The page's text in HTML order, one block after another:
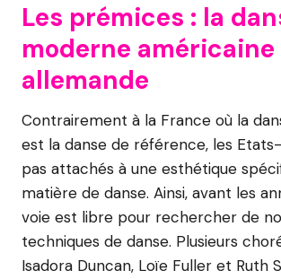
Les prémices : la
moderne
allemande
Contrairement à la France où la
est la danse de référence, les
pas attachés à une esthétique
matière de danse. Ainsi, avant les
voie est libre pour rechercher de
techniques de danse. Plusieurs
Isadora Duncan, Loïe Fuller et Ruth